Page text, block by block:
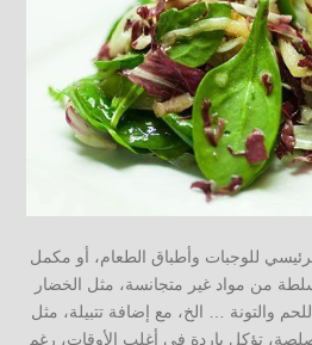
للوجبات وأطباق الطعام، أو مكمل
من مواد غير متجانسة، مثل الخضار
والتونة … الخ، مع إضافة تتبيلة، مثل
تؤكل باردة في أغلب الأوقات، رغم